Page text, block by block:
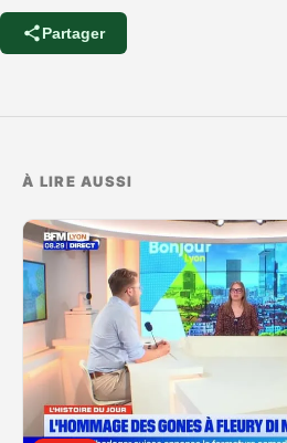
Partager
À LIRE AUSSI